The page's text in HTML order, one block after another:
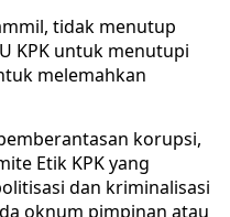
tidak menutup
KPK untuk menutupi
melemahkan
korupsi,
Etik KPK yang
dan kriminalisasi
oknum pimpinan atau